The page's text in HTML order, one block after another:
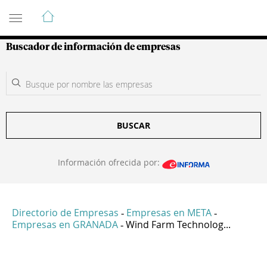
Guía de Empresas Colombianas
Buscador de información de empresas
BUSCAR
Información ofrecida por:
Directorio de Empresas - Empresas en META -
Empresas en GRANADA - Wind Farm Technolog...